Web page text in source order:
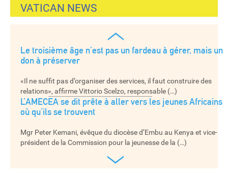
VATICAN NEWS
‹
Le troisième âge n’est pas un fardeau à gérer, mais un
don à préserver
«Il ne suffit pas d’organiser des services, il faut construire des
relations», affirme Vittorio Scelzo, responsable (…)
L’AMECEA se dit prête à aller vers les jeunes Africains
où qu’ils se trouvent
Mgr Peter Kemani, évêque du diocèse d’Embu au Kenya et vice-
président de la Commission pour la jeunesse de la (…)
›